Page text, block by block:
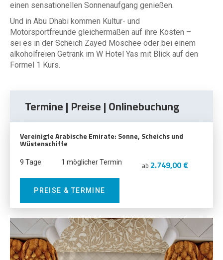
einen sensationellen Sonnenaufgang genießen.
Und in Abu Dhabi kommen Kultur- und
Motorsportfreunde gleichermaßen auf ihre Kosten –
sei es in der Scheich Zayed Moschee oder bei einem
alkoholfreien Getränk im W Hotel Yas mit Blick auf den
Formel 1 Kurs.
Termine | Preise | Onlinebuchung
Vereinigte Arabische Emirate: Sonne, Scheichs und
Wüstenschiffe
9 Tage 1 möglicher Termin ab 2.749,00 €
PREISE & TERMINE